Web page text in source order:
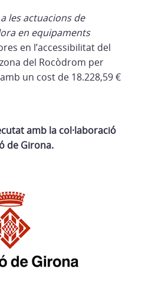
les actuacions de
en equipaments
en l’accessibilitat del
del Rocòdrom per
un cost de 18.228,59 €
amb la col·laboració
de Girona.